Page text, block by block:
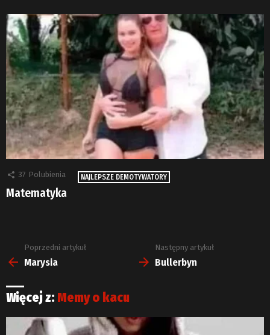
37 Polubienia NAJLEPSZE DEMOTYWATORY
Matematyka
Zobacz
więcej
Poprzedni artykuł
Marysia
Następny artykuł
Bullerbyn
Więcej z: Memy o kacu